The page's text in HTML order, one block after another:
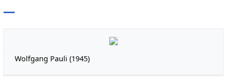
Wolfgang Pauli (1945)